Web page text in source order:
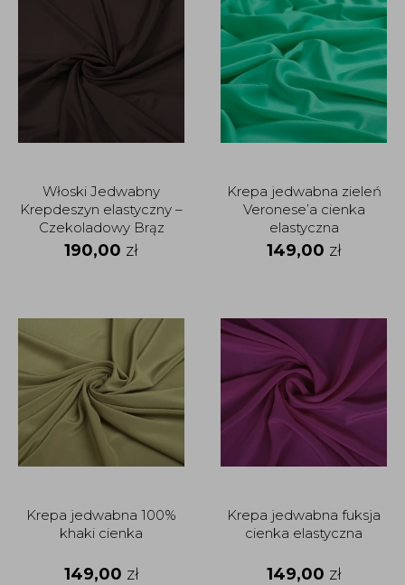
Włoski Jedwabny
Krepdeszyn elastyczny –
Czekoladowy Brąz
Jedwab
190,00 zł
Krepa jedwabna zieleń
Veronese’a cienka
elastyczna
149,00 zł
Krepa jedwabna 100%
khaki cienka
149,00 zł
Krepa jedwabna fuksja
cienka elastyczna
149,00 zł